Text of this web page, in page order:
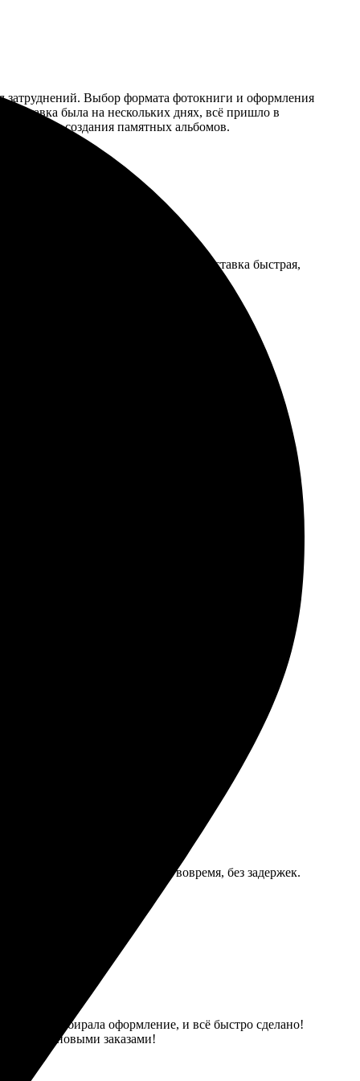
затруднений. Выбор формата фотокниги и оформления
была на нескольких днях, всё пришло в
для создания памятных альбомов.
оформление разнообразный. Доставка быстрая,
сделали точно в срок. Доставка удобная, можно
новыми заказами!
и бумаги легко выбрала, а качество
идеальном состоянии. Сервис приятно удивил,
отличное, все на высшем уровне.
стильно. Доставка была вовремя, без задержек.
выбирала оформление, и всё быстро сделано!
за новыми заказами!